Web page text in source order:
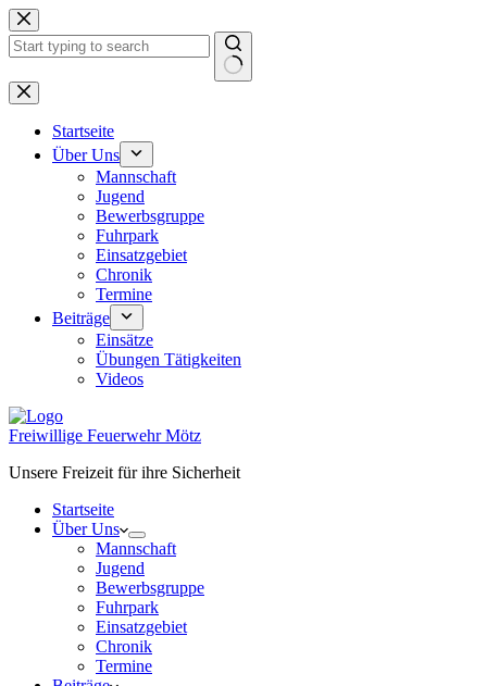
Zum
Inhalt
springen
Keine
Ergebnisse
Startseite
Über Uns
Mannschaft
Jugend
Bewerbsgruppe
Fuhrpark
Einsatzgebiet
Chronik
Termine
Beiträge
Einsätze
Übungen Tätigkeiten
Videos
Freiwillige Feuerwehr Mötz
Unsere Freizeit für ihre Sicherheit
Startseite
Über Uns
Mannschaft
Jugend
Bewerbsgruppe
Fuhrpark
Einsatzgebiet
Chronik
Termine